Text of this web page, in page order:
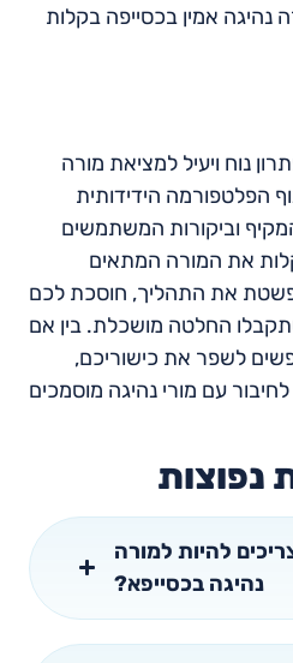
נהיגה אמין בכסייפה בקלות
נוח ויעיל למציאת מורה
הפלטפורמה הידידותית
וביקורות המשתמשים
את המורה המתאים
את התהליך, חוסכת לכם
החלטה מושכלת. בין אם
לשפר את כישוריכם,
עם מורי נהיגה מוסמכים
נפוצות
להיות למורה
נהיגה בכסייפא?